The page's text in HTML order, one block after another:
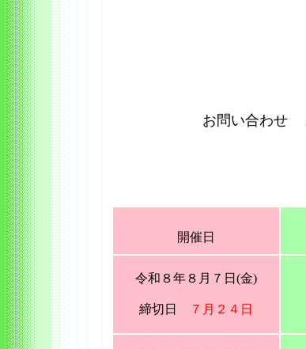
お問い合わせ
開催日
令和８年８月７日(金)
締切日 ７月２４日